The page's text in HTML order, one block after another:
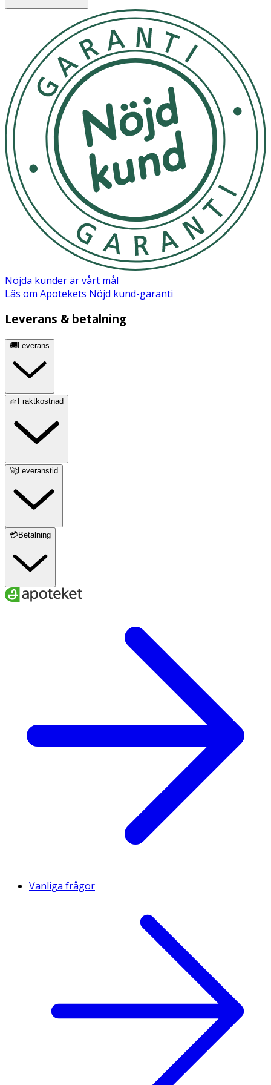
Hairlust ekologiska hårspray har en mångsidig formula
som kan användas i både fuktigt och torrt hår. Spraya i
fuktigt hår för en frissfri blowout med en borstbar
stadga. Eller använd i torrt hår för att låsa fast din frisyr.
För att tillföra volym, lyft håret och spraya denna
ekologiska hårspray vid rötterna.
Förvara på en sval plats, skyddad från direkt solljus. Håll
flaskan väl tillsluten när den inte används.
OK för gravida och ammande:
Ja
Ingredienser:
Aqua, Alcohol Denat., Aloe Barbadensis Leaf Juice*,
Glycerin, VP/VA Copolymer, Betaine, Polyglyceryl-4
Caprate, Potassium Sorbate, Sodium Benzoate, Citric
Acid, Euterpe Oleracea Fruit Extract*, Pyrus Malus Fruit
Extract*, Denatonium Benzoate, Parfum (Naturlig).
*Ingrediens från ekologiskt jordbruk. Produkten
innehåller 94,6% naturliga ingredienser, varav 20,02% är
från ekologiska jordbruk.
Nöjda kunder är vårt mål
Läs om Apotekets Nöjd kund-garanti
Leverans & betalning
🚚Leverans
🧺Fraktkostnad
🚀Leveranstid
💳Betalning
Vanliga frågor